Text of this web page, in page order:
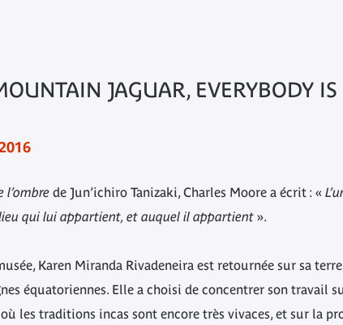
JAGUAR, EVERYBODY
l’ombre de Jun’ichiro Tanizaki, Charles Moore a écrit : «
qui lui appartient, et auquel il appartient ».
Karen Miranda Rivadeneira est retournée sur sa
équatoriennes. Elle a choisi de concentrer son travail
les traditions incas sont encore très vivaces, et sur la